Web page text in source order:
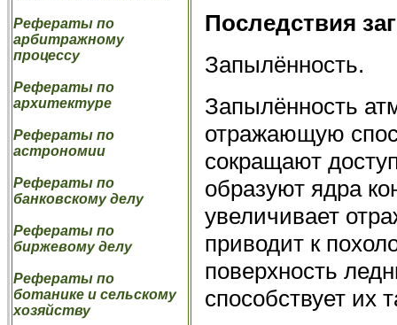
Рефераты по
арбитражному
процессу
Рефераты по
архитектуре
Рефераты по
астрономии
Рефераты по
банковскому делу
Рефераты по
биржевому делу
Рефераты по
ботанике и сельскому
хозяйству
Последствия
Запылённость.
Запылённость
отражающую
сокращают
образуют ядра
увеличивает
приводит к
поверхность
способствует их